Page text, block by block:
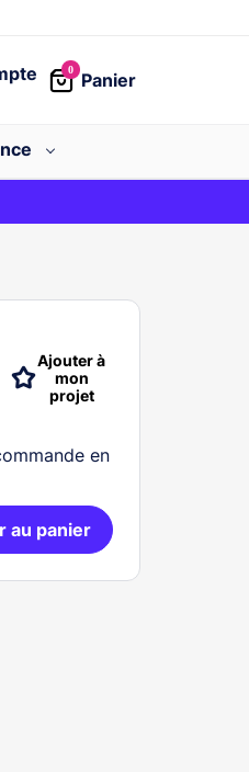
0
Panier
Ajouter à
mon
projet
en
au panier